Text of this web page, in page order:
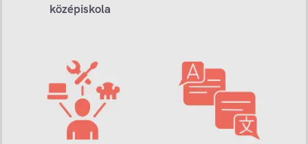
középiskola